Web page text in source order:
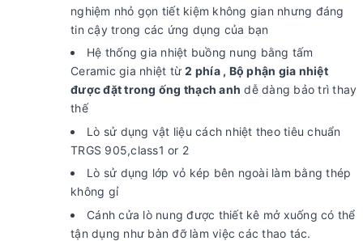
nghiệm nhỏ gọn tiết kiệm không gian nhưng đáng
tin cậy trong các ứng dụng của bạn
Hệ thống gia nhiệt buồng nung bằng tấm
Ceramic gia nhiệt từ2 phía , Bộ phận gia nhiệt
được đặt trong ống thạch anh dễ dàng bảo trì thay
thế
Lò sử dụng vật liệu cách nhiệt theo tiêu chuẩn
TRGS 905,class1 or 2
Lò sử dụng lớp vỏ kép bên ngoài làm bằng thép
không gỉ
Cánh cửa lò nung được thiết kê mở xuống có thể
tận dụng như bàn đỡ làm việc các thao tác.